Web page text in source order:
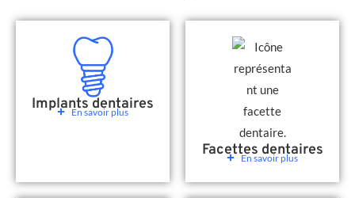
Implants dentaires
En savoir plus
Facettes dentaires
En savoir plus